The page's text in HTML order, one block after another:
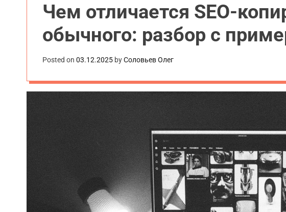
Чем отличается SEO-
обычного: разбор с
Posted on 03.12.2025 byСоловьев Олег